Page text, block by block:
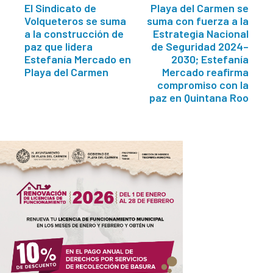
El Sindicato de
Volqueteros se suma
a la construcción de
paz que lidera
Estefanía Mercado en
Playa del Carmen
Playa del Carmen se
suma con fuerza a la
Estrategia Nacional
de Seguridad 2024–
2030; Estefanía
Mercado reafirma
compromiso con la
paz en Quintana Roo